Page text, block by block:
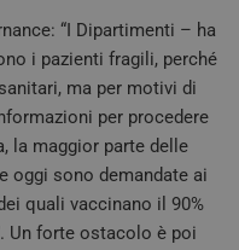
“I Dipartimenti – ha
i pazienti fragili, perché
ma per motivi di
per procedere
la maggior parte delle
oggi sono demandate ai
quali vaccinano il 90%
Un forte ostacolo è poi